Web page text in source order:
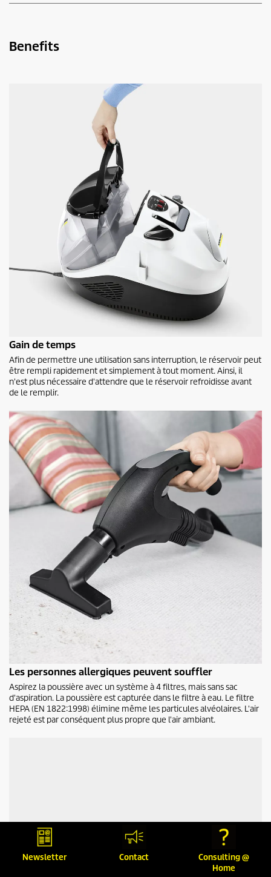
Benefits
Gain de temps
Afin de permettre une utilisation sans interruption, le réservoir peut
être rempli rapidement et simplement à tout moment. Ainsi, il
n'est plus nécessaire d'attendre que le réservoir refroidisse avant
de le remplir.
Les personnes allergiques peuvent souffler
Aspirez la poussière avec un système à 4 filtres, mais sans sac
d'aspiration. La poussière est capturée dans le filtre à eau. Le filtre
HEPA (EN 1822:1998) élimine même les particules alvéolaires. L'air
rejeté est par conséquent plus propre que l'air ambiant.
Newsletter Contact
Consulting @
Home